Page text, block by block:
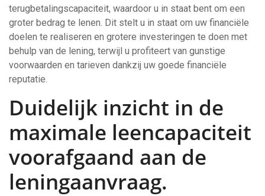
terugbetalingscapaciteit, waardoor u in staat bent om een
groter bedrag te lenen. Dit stelt u in staat om uw financiële
doelen te realiseren en grotere investeringen te doen met
behulp van de lening, terwijl u profiteert van gunstige
voorwaarden en tarieven dankzij uw goede financiële
reputatie.
Duidelijk inzicht in de
maximale leencapaciteit
voorafgaand aan de
leningaanvraag.